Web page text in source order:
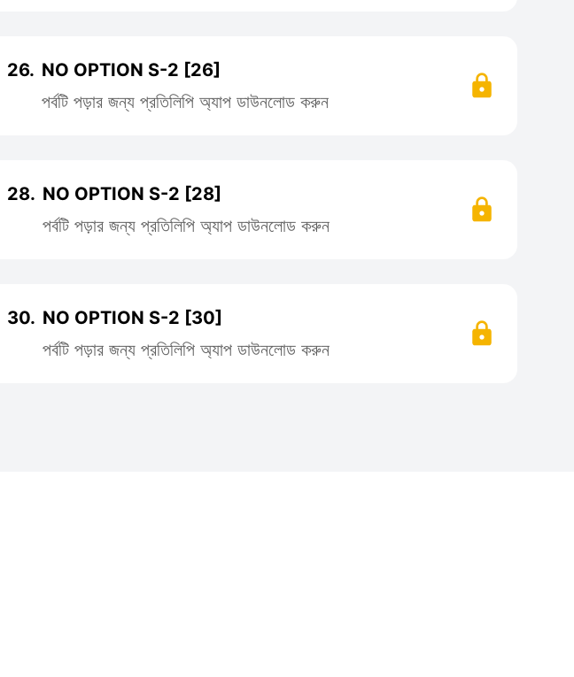
26. NO OPTION S-2 [26]
পর্বটি পড়ার জন্য প্রতিলিপি অ্যাপ ডাউনলোড করুন
28. NO OPTION S-2 [28]
পর্বটি পড়ার জন্য প্রতিলিপি অ্যাপ ডাউনলোড করুন
30. NO OPTION S-2 [30]
পর্বটি পড়ার জন্য প্রতিলিপি অ্যাপ ডাউনলোড করুন